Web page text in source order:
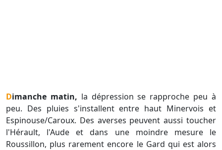
Dimanche matin, la dépression se rapproche peu à
peu. Des pluies s'installent entre haut Minervois et
Espinouse/Caroux. Des averses peuvent aussi toucher
l'Hérault, l'Aude et dans une moindre mesure le
Roussillon, plus rarement encore le Gard qui est alors